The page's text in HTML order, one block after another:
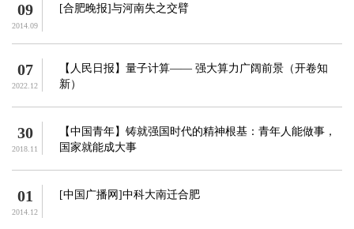
09
2014.09
[合肥晚报]与河南失之交臂
07
2022.12
【人民日报】量子计算—— 强大算力广阔前景（开卷知
新）
30
2018.11
【中国青年】铸就强国时代的精神根基：青年人能做事，
国家就能成大事
01
2014.12
[中国广播网]中科大南迁合肥